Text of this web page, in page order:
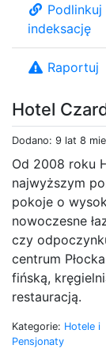
Hotel
Dodano: 9 lat 8
Od 2008 roku
najwyższym
pokoje o
nowoczesne
czy
centrum
fińską,
restauracją.
Kategorie: Hotele i
Pensjonaty
indeksację
Raportuj